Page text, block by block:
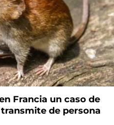
Francia un caso de
de persona